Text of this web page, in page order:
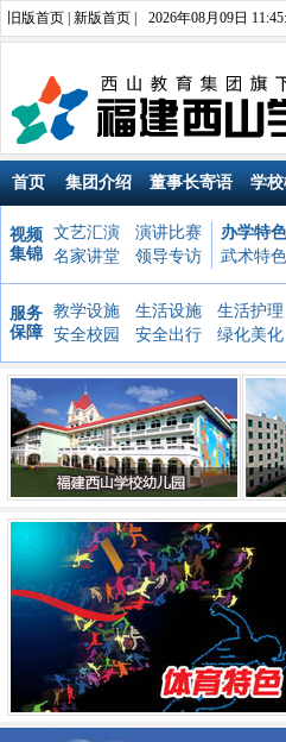
旧版首页 新版首页 2026年08月09日
首页 集团介绍 董事长寄语 学
视频
集锦
文艺汇演
演讲比赛
名家讲堂
领导专访
办学特色
武术特色
服务
保障
教学设施 生活设施 生活护理
安全校园
安全出行 绿化美化